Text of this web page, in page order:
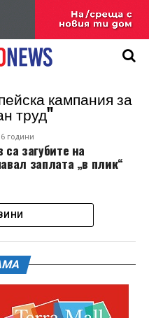
кампания за
труд"
години
загубите на
заплата „в плик“